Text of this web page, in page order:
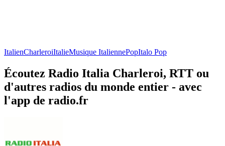
ItalienCharleroiItalieMusique ItaliennePopItalo Pop
Écoutez Radio Italia Charleroi, RTT ou
d'autres radios du monde entier - avec
l'app de radio.fr